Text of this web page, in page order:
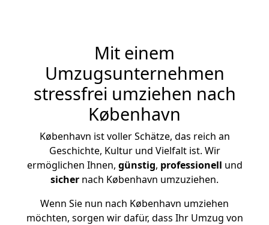
Mit einem
Umzugsunternehmen
stressfrei umziehen nach
København
København ist voller Schätze, das reich an
Geschichte, Kultur und Vielfalt ist. Wir
ermöglichen Ihnen, günstig, professionell und
sicher nach København umzuziehen.
Wenn Sie nun nach København umziehen
möchten, sorgen wir dafür, dass Ihr Umzug von